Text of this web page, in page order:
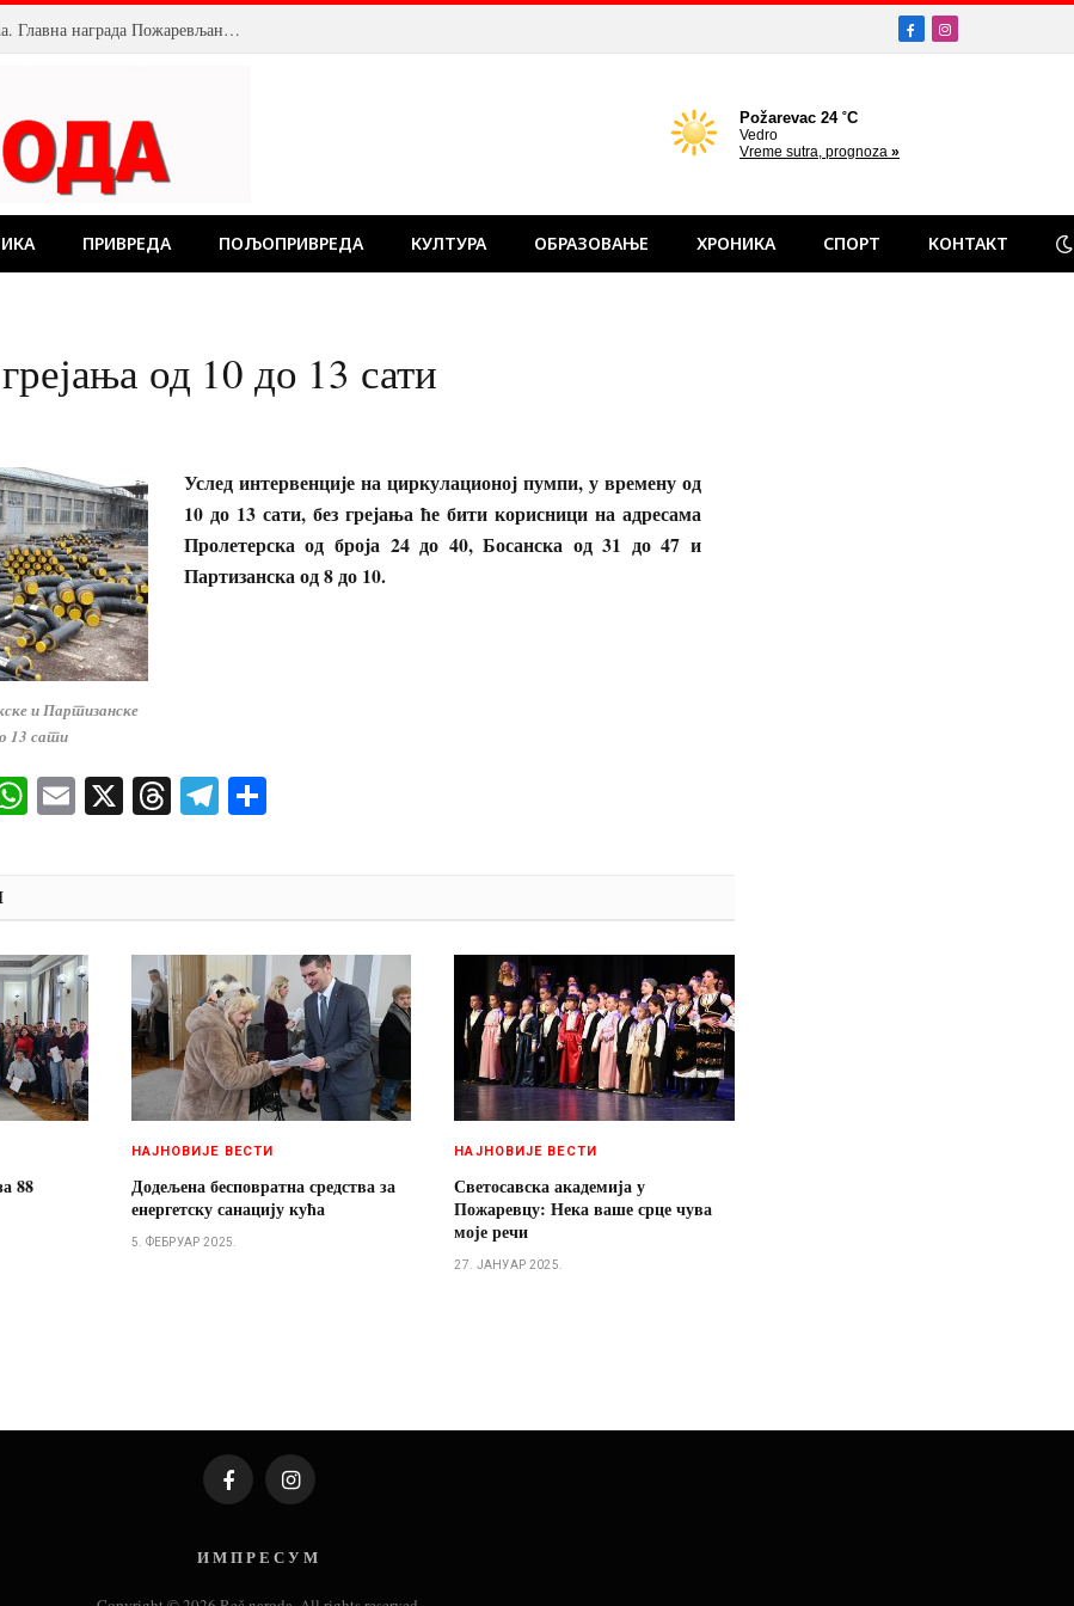
Велика посећеност Костолачког котлића. Главна награда Пожаревљанину FacebookInstagram
ПРИВРЕДА ПОЉОПРИВРЕДА КУЛТУРА ОБРАЗОВАЊЕ ХРОНИКА СПОРТ КОНТАКТ
од 10 до 13 сати
и Партизанске
13 сати
Услед интервенције на циркулационој пумпи, у времену од
10 до 13 сати, без грејања ће бити корисници на адресама
Пролетерска од броја 24 до 40, Босанска од 31 до 47 и
Партизанска од 8 до 10.
WhatsApp
Email
X ThreadsTelegram
88
НАЈНОВИЈЕ ВЕСТИ
Додељена бесповратна средства за
енергетску санацију кућа
5. ФЕБРУАР 2025.
НАЈНОВИЈЕ ВЕСТИ
Светосавска академија у
Пожаревцу: Нека ваше срце чува
моје речи
27. ЈАНУАР 2025.
FacebookInstagram
И М П Р Е С У М